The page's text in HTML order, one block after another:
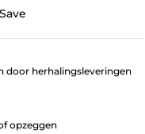
door herhalingsleveringen
opzeggen